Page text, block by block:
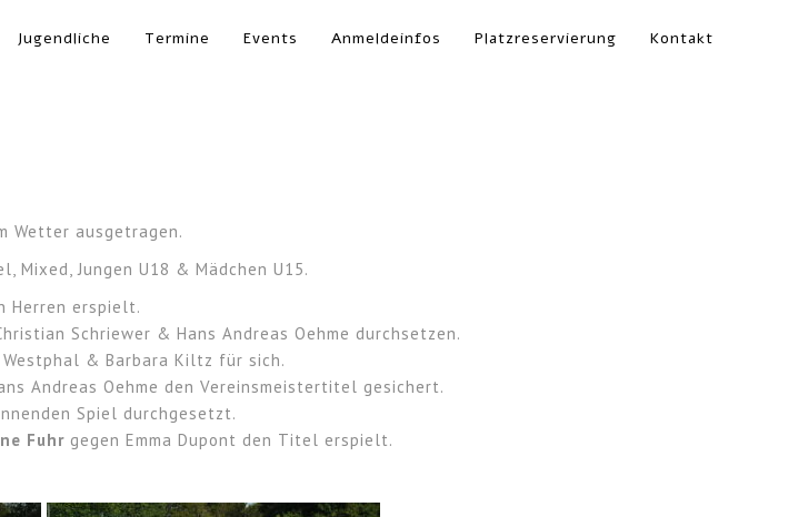
Jugendliche Termine Events Anmeldeinfos Platzreservierung Kontakt
Wetter ausgetragen.
Mixed, Jungen U18 & Mädchen U15.
Herren erspielt.
Schriewer & Hans Andreas Oehme durchsetzen.
Westphal & Barbara Kiltz für sich.
Andreas Oehme den Vereinsmeistertitel gesichert.
Spiel durchgesetzt.
Fuhr gegen Emma Dupont den Titel erspielt.